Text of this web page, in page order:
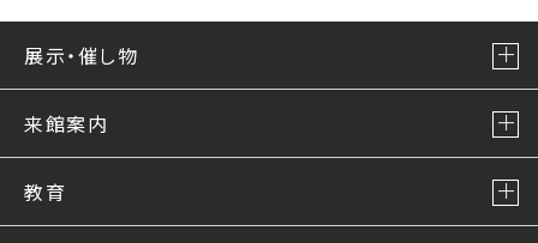
展示・催し物
来館案内
教育